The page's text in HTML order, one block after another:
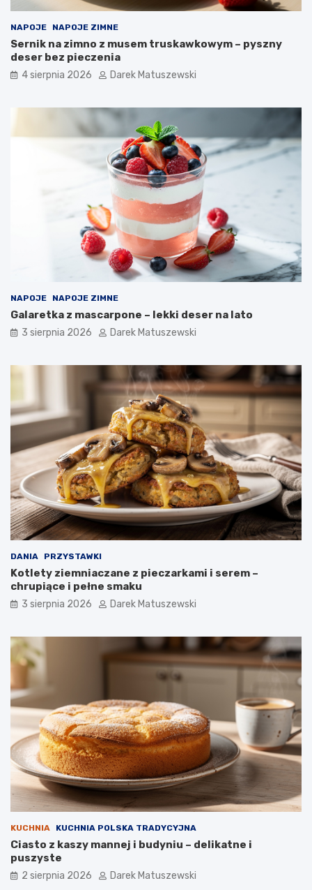
NAPOJE NAPOJE ZIMNE
Sernik na zimno z musem truskawkowym – pyszny
deser bez pieczenia
4 sierpnia 2026 Darek Matuszewski
NAPOJE NAPOJE ZIMNE
Galaretka z mascarpone – lekki deser na lato
3 sierpnia 2026 Darek Matuszewski
DANIA PRZYSTAWKI
Kotlety ziemniaczane z pieczarkami i serem –
chrupiące i pełne smaku
3 sierpnia 2026 Darek Matuszewski
KUCHNIA KUCHNIA POLSKA TRADYCYJNA
Ciasto z kaszy mannej i budyniu – delikatne i
puszyste
2 sierpnia 2026 Darek Matuszewski